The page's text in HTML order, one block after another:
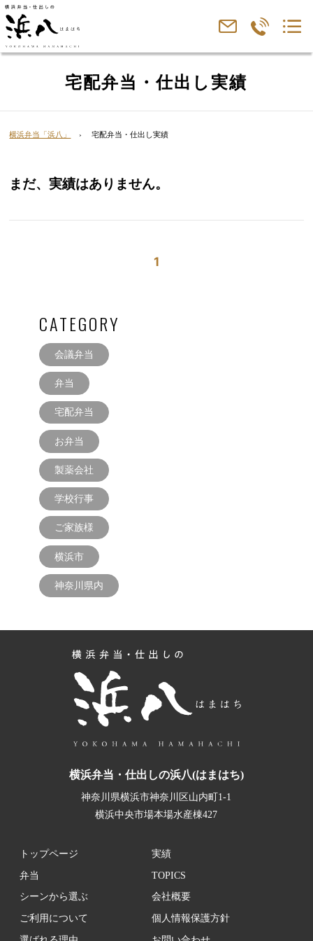
宅配弁当・仕出し実績
横浜弁当「浜八」 宅配弁当・仕出し実績
まだ、実績はありません。
1
CATEGORY
会議弁当
弁当
宅配弁当
お弁当
製薬会社
学校行事
ご家族様
横浜市
神奈川県内
横浜弁当・仕出しの浜八(はまはち)
神奈川県横浜市神奈川区山内町1-1
横浜中央市場本場水産棟427
トップページ
弁当
シーンから選ぶ
ご利用について
実績
TOPICS
会社概要
個人情報保護方針